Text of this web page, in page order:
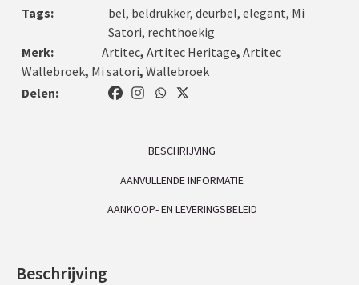
Tags:
bel, beldrukker, deurbel, elegant, Mi
Satori, rechthoekig
Merk:
Artitec, Artitec Heritage, Artitec
Wallebroek, Mi satori, Wallebroek
Delen:
BESCHRIJVING
AANVULLENDE INFORMATIE
AANKOOP- EN LEVERINGSBELEID
Beschrijving